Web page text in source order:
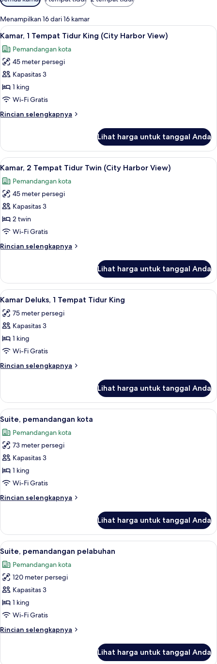
tersedia
untuk
kamar
Menampilkan 16 dari 16 kamar
Lihat
semua
foto
untuk
Kamar,
1
Tempat
King
View)
7
Kamar, 1 Tempat Tidur King (City Harbor View)
Pemandangan kota
45 meter persegi
Kapasitas 3
1 king
Wi-Fi Gratis
Rincian selengkapnya
Rincian
Kamar,
Tempat
King
(City
View)
Lihat harga untuk tanggal Anda
Lihat
semua
foto
untuk
Kamar,
2
Tempat
Twin
View)
Kamar, 2 Tempat Tidur Twin (City
8
Kamar, 2 Tempat Tidur Twin (City Harbor View)
Pemandangan kota
45 meter persegi
Kapasitas 3
2 twin
Wi-Fi Gratis
Rincian selengkapnya
Rincian
Kamar,
Tempat
Twin
(City
View)
Lihat harga untuk tanggal Anda
Lihat
semua
foto
untuk
Kamar
Deluks,
1
Tempat
King
Kamar Deluks, 1 Tempat Tidur King |
5
Kamar Deluks, 1 Tempat Tidur King
75 meter persegi
Kapasitas 3
1 king
Wi-Fi Gratis
Rincian selengkapnya
Rincian
Kamar
Deluks,
1
Tempat
Tidur
King
Lihat harga untuk tanggal Anda
Lihat
semua
foto
untuk
Suite,
pemandangan
kota
Suite, pemandangan kota | Seprai
6
Suite, pemandangan kota
Pemandangan kota
73 meter persegi
Kapasitas 3
1 king
Wi-Fi Gratis
Rincian selengkapnya
Rincian
Suite,
pemandangan
kota
Lihat harga untuk tanggal Anda
Lihat
semua
foto
untuk
Suite,
pemandangan
pelabuhan
Suite, pemandangan pelabuhan |
8
Suite, pemandangan pelabuhan
Pemandangan kota
120 meter persegi
Kapasitas 3
1 king
Wi-Fi Gratis
Rincian selengkapnya
Rincian
Lihat harga untuk tanggal Anda